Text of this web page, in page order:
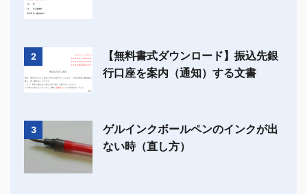
2
【無料書式ダウンロード】振込先銀
行口座を案内（通知）する文書
3
ゲルインクボールペンのインクが出
ない時（直し方）